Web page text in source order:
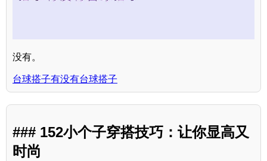
没有。
台球搭子有没有台球搭子
### 152小个子穿搭技巧：让你显高又
时尚